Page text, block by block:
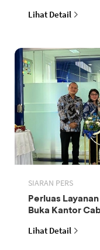
Lihat Detail
SIARAN PERS
Perluas
Buka Kantor
Lihat Detail